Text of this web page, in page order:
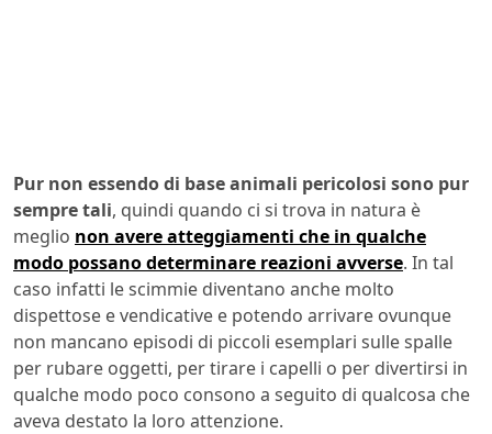
Pur non essendo di base animali pericolosi sono pur
sempre tali, quindi quando ci si trova in natura è
meglio non avere atteggiamenti che in qualche
modo possano determinare reazioni avverse. In tal
caso infatti le scimmie diventano anche molto
dispettose e vendicative e potendo arrivare ovunque
non mancano episodi di piccoli esemplari sulle spalle
per rubare oggetti, per tirare i capelli o per divertirsi in
qualche modo poco consono a seguito di qualcosa che
aveva destato la loro attenzione.